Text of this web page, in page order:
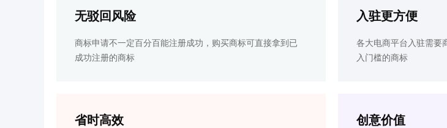
无驳回风险
商标申请不一定百分百能注册成功，购买商标可直接拿到已
成功注册的商标
入驻更方便
各大电商平台入驻需要
入门槛的商标
省时高效 创意价值